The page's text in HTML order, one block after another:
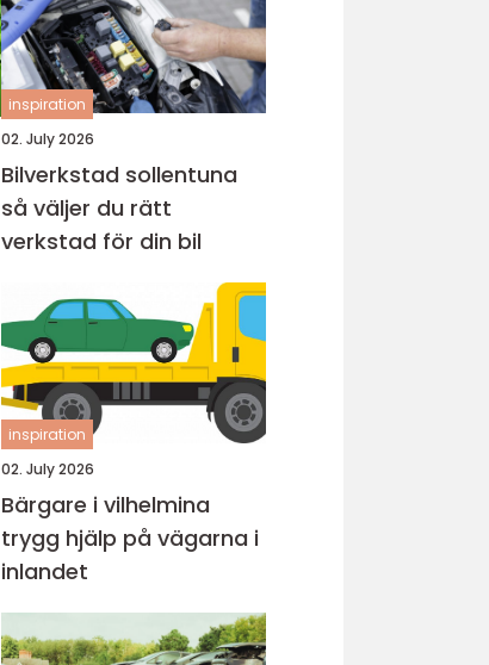
inspiration
02. July 2026
Bilverkstad sollentuna
så väljer du rätt
verkstad för din bil
inspiration
02. July 2026
Bärgare i vilhelmina
trygg hjälp på vägarna i
inlandet